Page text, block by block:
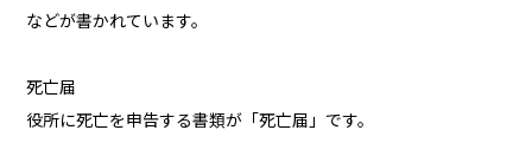
などが書かれています。
死亡届
役所に死亡を申告する書類が「死亡届」です。